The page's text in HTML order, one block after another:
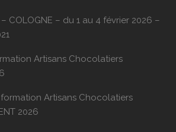
COLOGNE – du 1 au 4 février 2026 –
Artisans Chocolatiers
Artisans Chocolatiers
2026